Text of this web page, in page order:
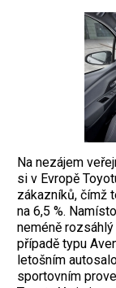
Na nezájem
si v Evropě
zákazníků, čímž
na 6,5 %.
neméně
případě typu
letošním
sportovním